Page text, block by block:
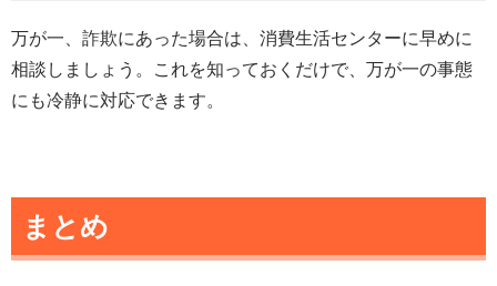
万が一、詐欺にあった場合は、消費生活センターに早めに
相談しましょう。これを知っておくだけで、万が一の事態
にも冷静に対応できます。
まとめ